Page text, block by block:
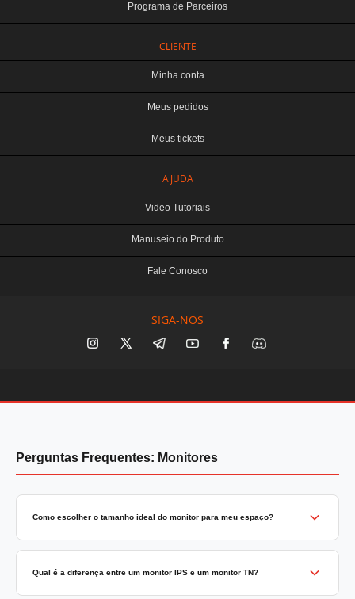
Programa de Parceiros
CLIENTE
Minha conta
Meus pedidos
Meus tickets
AJUDA
Video Tutoriais
Manuseio do Produto
Fale Conosco
SIGA-NOS
Perguntas Frequentes: Monitores
Como escolher o tamanho ideal do monitor para meu espaço?
Qual é a diferença entre um monitor IPS e um monitor TN?